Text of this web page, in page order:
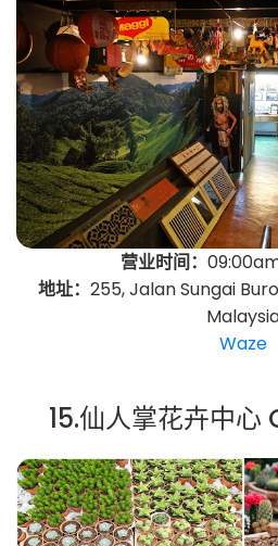
营业时间：
地址： 255, Jalan Sungai
Waze
15.仙人掌花卉中